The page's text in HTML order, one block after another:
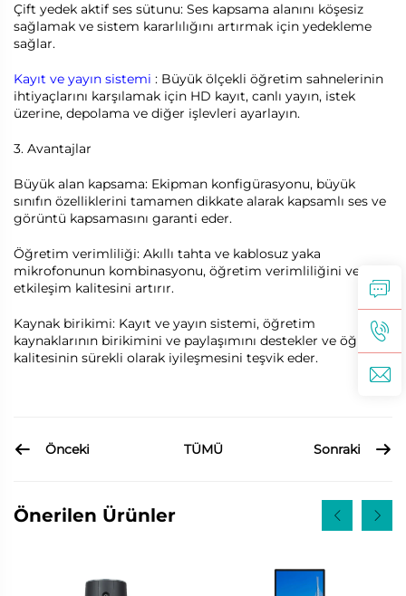
Çift yedek aktif ses sütunu: Ses kapsama alanını köşesiz
sağlamak ve sistem kararlılığını artırmak için yedekleme
sağlar.
Kayıt ve yayın sistemi : Büyük ölçekli öğretim sahnelerinin
ihtiyaçlarını karşılamak için HD kayıt, canlı yayın, istek
üzerine, depolama ve diğer işlevleri ayarlayın.
3. Avantajlar
Büyük alan kapsama: Ekipman konfigürasyonu, büyük
sınıfın özelliklerini tamamen dikkate alarak kapsamlı ses ve
görüntü kapsamasını garanti eder.
Öğretim verimliliği: Akıllı tahta ve kablosuz yaka
mikrofonunun kombinasyonu, öğretim verimliliğini ve
etkileşim kalitesini artırır.
Kaynak birikimi: Kayıt ve yayın sistemi, öğretim
kaynaklarının birikimini ve paylaşımını destekler ve öğretim
kalitesinin sürekli olarak iyileşmesini teşvik eder.
Önceki TÜMÜ Sonraki
Önerilen Ürünler